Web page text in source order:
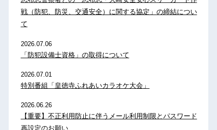
戦（防犯、防災、交通安全）に関する協定」の締結につい
て
2026.07.06
「防犯設備士資格」の取得について
2026.07.01
特別番組「皇徳寺ふれあいカラオケ大会」
2026.06.26
【重要】不正利用防止に伴うメール利用制限とパスワード
再設定のお願い